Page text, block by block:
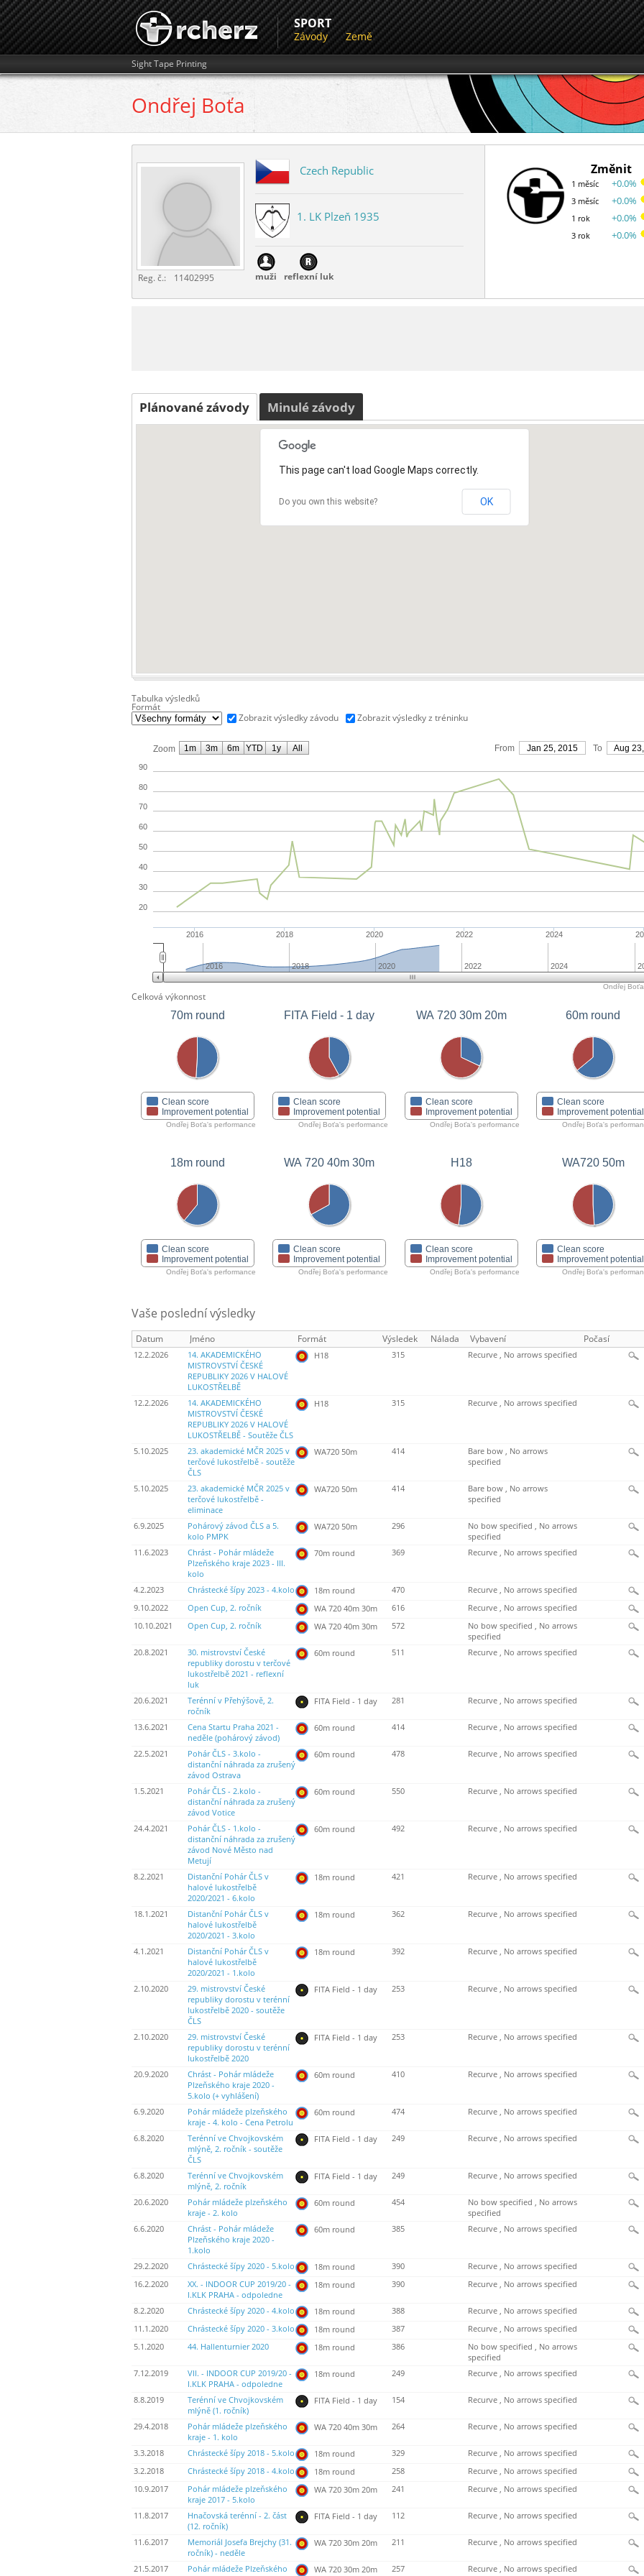
SPORT
Závody Země
Sight Tape Printing
Ondřej Boťa
Reg. č.: 11402995
Czech Republic
1. LK Plzeň 1935
muži reflexní luk
Změnit
1 měsíc
3 měsíc
1 rok
3 rok
+0.0%
+0.0%
+0.0%
+0.0%
Plánované závody Minulé závody
This page can't load Google Maps correctly.
Do you own this website? OK
Tabulka výsledků
Formát
Zobrazit výsledky závodu
Zobrazit výsledky z tréninku
Zoom From Jan 25, 2015 To Aug
2016 2018 2020 2022 2024
20
30
40
50
60
70
80
90
2016 2018 2020 2022 2024
1m 3m 6m YTD 1y All
Ondřej
Celková výkonnost
70m round
Clean score
Improvement potential
Ondřej Boťa's performance
FITA Field - 1 day
Clean score
Improvement potential
Ondřej Boťa's performance
WA 720 30m 20m
Clean score
Improvement potential
Ondřej Boťa's performance
60m round
Clean score
Improvement potential
Ondřej Boťa's
18m round
Clean score
Improvement potential
Ondřej Boťa's performance
WA 720 40m 30m
Clean score
Improvement potential
Ondřej Boťa's performance
H18
Clean score
Improvement potential
Ondřej Boťa's performance
WA720 50m
Clean score
Improvement potential
Ondřej Boťa's
Vaše poslední výsledky
Datum Jméno Formát Výsledek Nálada Vybavení Počasí
12.2.2026
14. AKADEMICKÉHO
MISTROVSTVÍ ČESKÉ
REPUBLIKY 2026 V HALOVÉ
LUKOSTŘELBĚ
H18 315 Recurve , No arrows specified
12.2.2026
14. AKADEMICKÉHO
MISTROVSTVÍ ČESKÉ
REPUBLIKY 2026 V HALOVÉ
LUKOSTŘELBĚ - Soutěže ČLS
H18 315 Recurve , No arrows specified
5.10.2025
23. akademické MČR 2025 v
terčové lukostřelbě - soutěže
ČLS
WA720 50m 414
Bare bow , No arrows
specified
5.10.2025
23. akademické MČR 2025 v
terčové lukostřelbě -
eliminace
WA720 50m 414
Bare bow , No arrows
specified
6.9.2025
Pohárový závod ČLS a 5.
kolo PMPK
WA720 50m 296
No bow specified , No arrows
specified
11.6.2023
Chrást - Pohár mládeže
Plzeňského kraje 2023 - III.
kolo
70m round 369 Recurve , No arrows specified
4.2.2023 Chrástecké šípy 2023 - 4.kolo 18m round 470
Recurve , No arrows specified
9.10.2022
Open Cup, 2. ročník WA 720 40m 30m 616
Recurve , No arrows specified
10.10.2021
Open Cup, 2. ročník WA 720 40m 30m 572
No bow specified , No arrows
specified
20.8.2021
30. mistrovství České
republiky dorostu v terčové
lukostřelbě 2021 - reflexní
luk
60m round 511 Recurve , No arrows specified
20.6.2021
Terénní v Přehýšově, 2.
ročník
FITA Field - 1 day 281 Recurve , No arrows specified
13.6.2021
Cena Startu Praha 2021 -
neděle (pohárový závod)
60m round 414 Recurve , No arrows specified
22.5.2021
Pohár ČLS - 3.kolo -
distanční náhrada za zrušený
závod Ostrava
60m round 478 Recurve , No arrows specified
1.5.2021
Pohár ČLS - 2.kolo -
distanční náhrada za zrušený
závod Votice
60m round 550 Recurve , No arrows specified
24.4.2021
Pohár ČLS - 1.kolo -
distanční náhrada za zrušený
závod Nové Město nad
Metují
60m round 492 Recurve , No arrows specified
8.2.2021
Distanční Pohár ČLS v
halové lukostřelbě
2020/2021 - 6.kolo
18m round 421 Recurve , No arrows specified
18.1.2021
Distanční Pohár ČLS v
halové lukostřelbě
2020/2021 - 3.kolo
18m round 362 Recurve , No arrows specified
4.1.2021
Distanční Pohár ČLS v
halové lukostřelbě
2020/2021 - 1.kolo
18m round 392 Recurve , No arrows specified
2.10.2020
29. mistrovství České
republiky dorostu v terénní
lukostřelbě 2020 - soutěže
ČLS
FITA Field - 1 day 253 Recurve , No arrows specified
2.10.2020
29. mistrovství České
republiky dorostu v terénní
lukostřelbě 2020
FITA Field - 1 day 253 Recurve , No arrows specified
20.9.2020
Chrást - Pohár mládeže
Plzeňského kraje 2020 -
5.kolo (+ vyhlášení)
60m round 410 Recurve , No arrows specified
6.9.2020
Pohár mládeže plzeňského
kraje - 4. kolo - Cena Petrolu
60m round 474 Recurve , No arrows specified
6.8.2020
Terénní ve Chvojkovském
mlýně, 2. ročník - soutěže
ČLS
FITA Field - 1 day 249 Recurve , No arrows specified
6.8.2020
Terénní ve Chvojkovském
mlýně, 2. ročník
FITA Field - 1 day 249 Recurve , No arrows specified
20.6.2020
Pohár mládeže plzeňského
kraje - 2. kolo
60m round 454
No bow specified , No arrows
specified
6.6.2020
Chrást - Pohár mládeže
Plzeňského kraje 2020 -
1.kolo
60m round 385 Recurve , No arrows specified
29.2.2020 Chrástecké šípy 2020 - 5.kolo 18m round 390
Recurve , No arrows specified
16.2.2020
XX. - INDOOR CUP 2019/20 -
I.KLK PRAHA - odpoledne
18m round 390 Recurve , No arrows specified
8.2.2020 Chrástecké šípy 2020 - 4.kolo 18m round 388
Recurve , No arrows specified
11.1.2020
Chrástecké šípy 2020 - 3.kolo 18m round 387
Recurve , No arrows specified
5.1.2020
44. Hallenturnier 2020 18m round 386
No bow specified , No arrows
specified
7.12.2019
VII. - INDOOR CUP 2019/20 -
I.KLK PRAHA - odpoledne
18m round 249 Recurve , No arrows specified
8.8.2019
Terénní ve Chvojkovském
mlýně (1. ročník)
FITA Field - 1 day 154 Recurve , No arrows specified
29.4.2018
Pohár mládeže plzeňského
kraje - 1. kolo
WA 720 40m 30m 264 Recurve , No arrows specified
3.3.2018 Chrástecké šípy 2018 - 5.kolo 18m round 329
Recurve , No arrows specified
3.2.2018
Chrástecké šípy 2018 - 4.kolo 18m round 258
Recurve , No arrows specified
10.9.2017
Pohár mládeže plzeňského
kraje 2017 - 5.kolo
WA 720 30m 20m 241 Recurve , No arrows specified
11.8.2017
Hnačovská terénní - 2. část
(12. ročník)
FITA Field - 1 day 112 Recurve , No arrows specified
11.6.2017
Memoriál Josefa Brejchy (31.
ročník) - neděle
WA 720 30m 20m 211 Recurve , No arrows specified
21.5.2017
Pohár mládeže Plzeňského
WA 720 30m 20m 257 Recurve , No arrows specified